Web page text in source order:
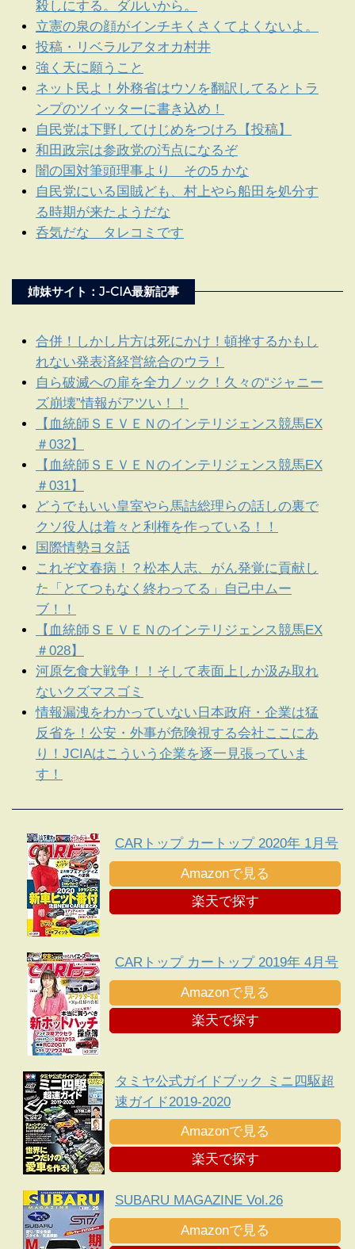
殺しにする。ダルいから。
立憲の泉の顔がインチキくさくてよくないよ。
投稿・リベラルアタオカ村井
強く天に願うこと
ネット民よ！外務省はウソを翻訳してるとトラ
ンプのツイッターに書き込め！
自民党は下野してけじめをつけろ【投稿】
和田政宗は参政党の汚点になるぞ
闇の国対筆頭理事より その5 かな
自民党にいる国賊ども、村上やら船田を処分す
る時期が来たようだな
呑気だな タレコミです
姉妹サイト：J-CIA最新記事
合併！しかし片方は死にかけ！頓挫するかもし
れない発表済経営統合のウラ！
自ら破滅への扉を全力ノック！久々の“ジャニー
ズ崩壊”情報がアツい！！
【血統師ＳＥＶＥＮのインテリジェンス競馬EX
＃032】
【血統師ＳＥＶＥＮのインテリジェンス競馬EX
＃031】
どうでもいい皇室やら馬詰総理らの話しの裏で
クソ役人は着々と利権を作っている！！
国際情勢ヨタ話
これぞ文春病！？松本人志、がん発覚に貢献し
た「とてつもなく終わってる」自己中ムー
ブ！！
【血統師ＳＥＶＥＮのインテリジェンス競馬EX
＃028】
河原乞食大戦争！！そして表面上しか汲み取れ
ないクズマスゴミ
情報漏洩をわかっていない日本政府・企業は猛
反省を！公安・外事が危険視する会社ここにあ
り！JCIAはこういう企業を逐一見張っていま
す！
CARトップ カートップ 2020年 1月号
Amazonで見る
楽天で探す
CARトップ カートップ 2019年 4月号
Amazonで見る
楽天で探す
タミヤ公式ガイドブック ミニ四駆超
速ガイド2019-2020
Amazonで見る
楽天で探す
SUBARU MAGAZINE Vol.26
Amazonで見る